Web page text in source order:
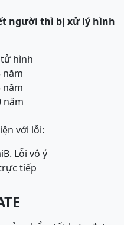
người thì bị xử lý hình
hình
năm
năm
năm
với lỗi:
B. Lỗi vô ý
tiếp